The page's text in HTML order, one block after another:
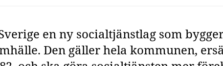
en ny socialtjänstlag som
Den gäller hela kommunen,